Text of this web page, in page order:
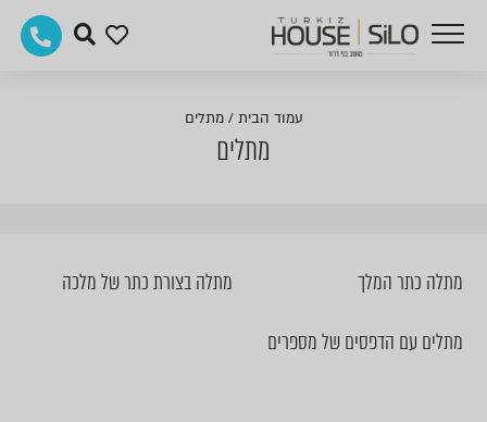
עמוד הבית /מתלים
מתלים
מתלה כתר המלך
מתלה בצורת כתר של מלכה
מתלים עם הדפסים של מספרים